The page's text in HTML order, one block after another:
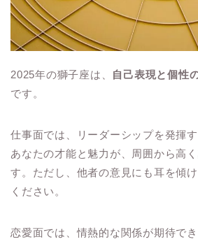
2025年の獅子座は、 自己表現と個性
です。
仕事面では、リーダーシップを発揮
あなたの才能と魅力が、周囲から高
す。ただし、他者の意見にも耳を傾
ください。
恋愛面では、情熱的な関係が期待で